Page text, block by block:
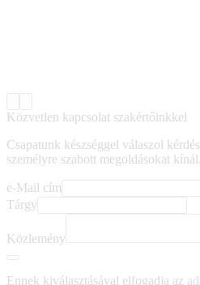
Közvetlen kapcsolat szakértőinkkel
Csapatunk készséggel válaszol
személyre szabott megoldásokat
e-Mail cím
Tárgy
Közlemény
Ennek kiválasztásával elfogadja az